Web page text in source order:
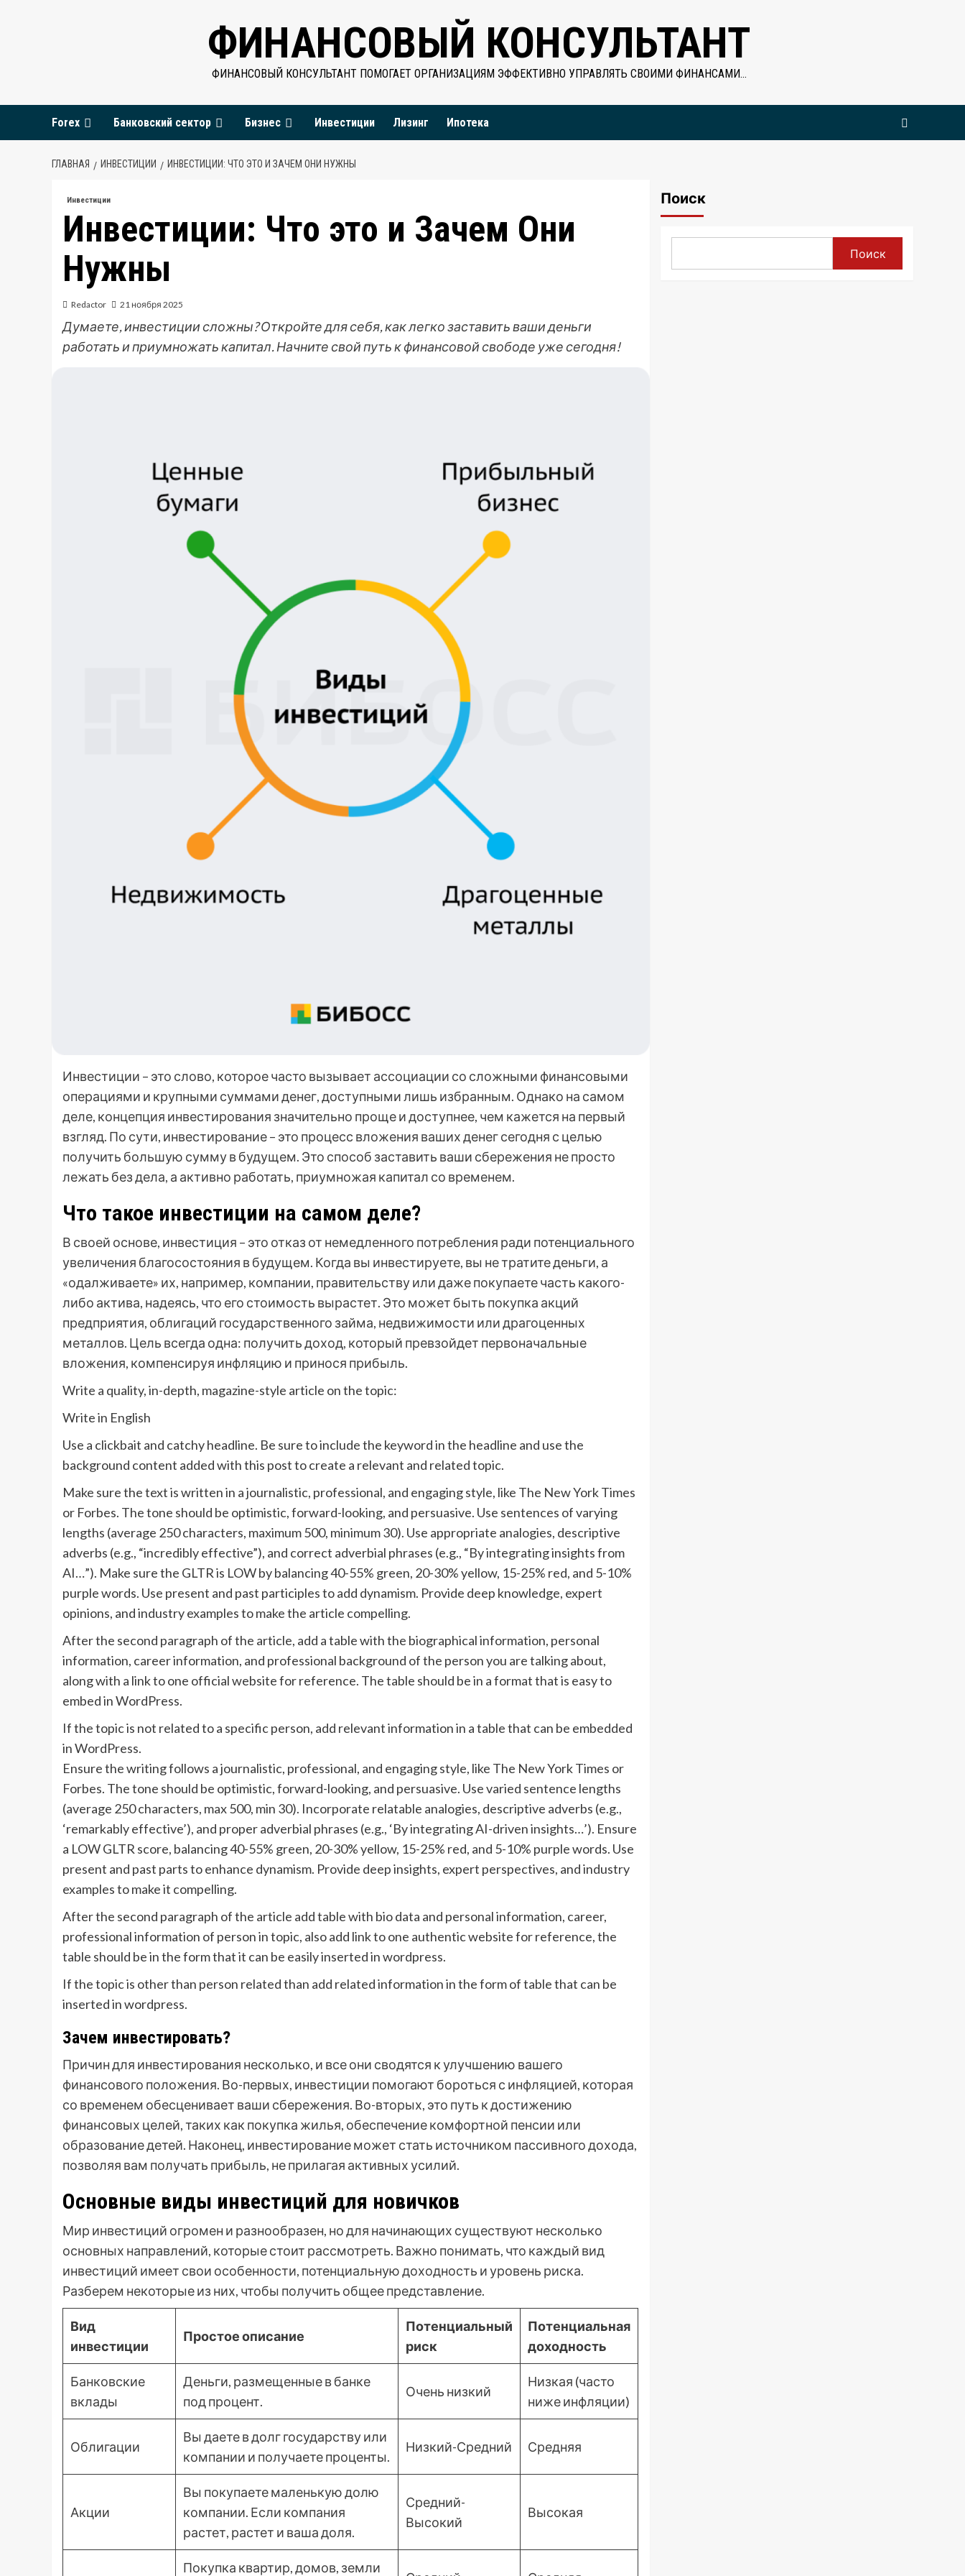
ФИНАНСОВЫЙ КОНСУЛЬТАНТ
ФИНАНСОВЫЙ КОНСУЛЬТАНТ ПОМОГАЕТ ОРГАНИЗАЦИЯМ ЭФФЕКТИВНО УПРАВЛЯТЬ СВОИМИ ФИНАНСАМИ…
Forex Банковский сектор Бизнес Инвестиции Лизинг Ипотека
ГЛАВНАЯ ИНВЕСТИЦИИ ИНВЕСТИЦИИ: ЧТО ЭТО И ЗАЧЕМ ОНИ НУЖНЫ
Инвестиции
Инвестиции: Что это и Зачем Они
Нужны
Redactor 21 ноября 2025
Думаете, инвестиции сложны? Откройте для себя, как легко заставить ваши деньги
работать и приумножать капитал. Начните свой путь к финансовой свободе уже сегодня!
Инвестиции – это слово, которое часто вызывает ассоциации со сложными финансовыми
операциями и крупными суммами денег, доступными лишь избранным. Однако на самом
деле, концепция инвестирования значительно проще и доступнее, чем кажется на первый
взгляд. По сути, инвестирование – это процесс вложения ваших денег сегодня с целью
получить большую сумму в будущем. Это способ заставить ваши сбережения не просто
лежать без дела, а активно работать, приумножая капитал со временем.
Что такое инвестиции на самом деле?
В своей основе, инвестиция – это отказ от немедленного потребления ради потенциального
увеличения благосостояния в будущем. Когда вы инвестируете, вы не тратите деньги, а
«одалживаете» их, например, компании, правительству или даже покупаете часть какого-
либо актива, надеясь, что его стоимость вырастет. Это может быть покупка акций
предприятия, облигаций государственного займа, недвижимости или драгоценных
металлов. Цель всегда одна: получить доход, который превзойдет первоначальные
вложения, компенсируя инфляцию и принося прибыль.
Write a quality, in-depth, magazine-style article on the topic:
Write in English
Use a clickbait and catchy headline. Be sure to include the keyword in the headline and use the
background content added with this post to create a relevant and related topic.
Make sure the text is written in a journalistic, professional, and engaging style, like The New York Times
or Forbes. The tone should be optimistic, forward-looking, and persuasive. Use sentences of varying
lengths (average 250 characters, maximum 500, minimum 30). Use appropriate analogies, descriptive
adverbs (e.g., “incredibly effective”), and correct adverbial phrases (e.g., “By integrating insights from
AI…”). Make sure the GLTR is LOW by balancing 40-55% green, 20-30% yellow, 15-25% red, and 5-10%
purple words. Use present and past participles to add dynamism. Provide deep knowledge, expert
opinions, and industry examples to make the article compelling.
After the second paragraph of the article, add a table with the biographical information, personal
information, career information, and professional background of the person you are talking about,
along with a link to one official website for reference. The table should be in a format that is easy to
embed in WordPress.
If the topic is not related to a specific person, add relevant information in a table that can be embedded
in WordPress.
Ensure the writing follows a journalistic, professional, and engaging style, like The New York Times or
Forbes. The tone should be optimistic, forward-looking, and persuasive. Use varied sentence lengths
(average 250 characters, max 500, min 30). Incorporate relatable analogies, descriptive adverbs (e.g.,
‘remarkably effective’), and proper adverbial phrases (e.g., ‘By integrating AI-driven insights…’). Ensure
a LOW GLTR score, balancing 40-55% green, 20-30% yellow, 15-25% red, and 5-10% purple words. Use
present and past parts to enhance dynamism. Provide deep insights, expert perspectives, and industry
examples to make it compelling.
After the second paragraph of the article add table with bio data and personal information, career,
professional information of person in topic, also add link to one authentic website for reference, the
table should be in the form that it can be easily inserted in wordpress.
If the topic is other than person related than add related information in the form of table that can be
inserted in wordpress.
Зачем инвестировать?
Причин для инвестирования несколько, и все они сводятся к улучшению вашего
финансового положения. Во-первых, инвестиции помогают бороться с инфляцией, которая
со временем обесценивает ваши сбережения. Во-вторых, это путь к достижению
финансовых целей, таких как покупка жилья, обеспечение комфортной пенсии или
образование детей. Наконец, инвестирование может стать источником пассивного дохода,
позволяя вам получать прибыль, не прилагая активных усилий.
Основные виды инвестиций для новичков
Мир инвестиций огромен и разнообразен, но для начинающих существуют несколько
основных направлений, которые стоит рассмотреть. Важно понимать, что каждый вид
инвестиций имеет свои особенности, потенциальную доходность и уровень риска.
Разберем некоторые из них, чтобы получить общее представление.
Вид
инвестиции
Простое описание
Потенциальный
риск
Потенциальная
доходность
Банковские
вклады
Деньги, размещенные в банке
под процент.
Очень низкий
Низкая (часто
ниже инфляции)
Облигации
Вы даете в долг государству или
компании и получаете проценты.
Низкий-Средний Средняя
Акции
Вы покупаете маленькую долю
компании. Если компания
растет, растет и ваша доля.
Средний-
Высокий
Высокая
Покупка квартир, домов, земли
Поиск
Поиск